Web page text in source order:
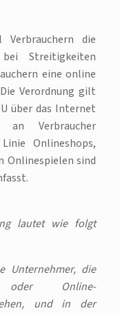
die
Streitigkeiten
eine online
Verordnung gilt
über das Internet
an Verbraucher
Onlineshops,
Onlinespielen sind
lautet wie folgt
Unternehmer, die
oder Online-
und in der